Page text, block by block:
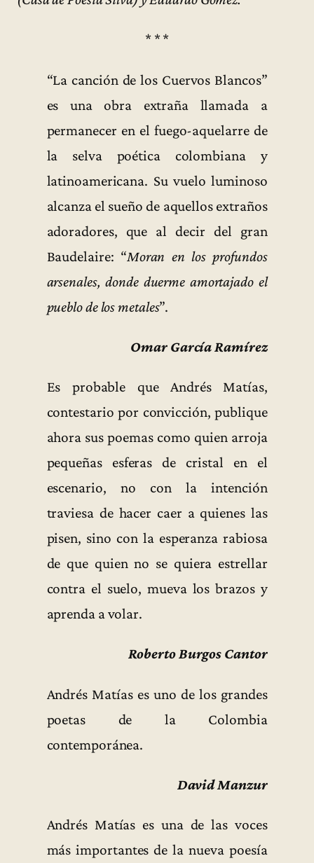
* * *
“La canción de los Cuervos Blancos”
es una obra extraña llamada a
permanecer en el fuego-aquelarre de
la selva poética colombiana y
latinoamericana. Su vuelo luminoso
alcanza el sueño de aquellos extraños
adoradores, que al decir del gran
Baudelaire: “Moran en los profundos
arsenales, donde duerme amortajado el
pueblo de los metales”.
Omar García Ramírez
Es probable que Andrés Matías,
contestario por convicción, publique
ahora sus poemas como quien arroja
pequeñas esferas de cristal en el
escenario, no con la intención
traviesa de hacer caer a quienes las
pisen, sino con la esperanza rabiosa
de que quien no se quiera estrellar
contra el suelo, mueva los brazos y
aprenda a volar.
Roberto Burgos Cantor
Andrés Matías es uno de los grandes
poetas de la Colombia
contemporánea.
David Manzur
Andrés Matías es una de las voces
más importantes de la nueva poesía